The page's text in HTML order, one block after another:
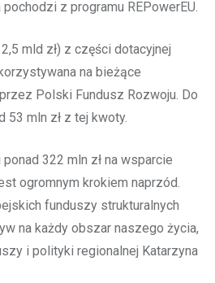
z programu REPowerEU.
mld zł) z części dotacyjnej
na bieżące
Polski Fundusz Rozwoju. Do
53 mln zł z tej kwoty.
322 mln zł na wsparcie
ogromnym krokiem naprzód.
funduszy strukturalnych
na każdy obszar naszego życia,
i polityki regionalnej Katarzyna